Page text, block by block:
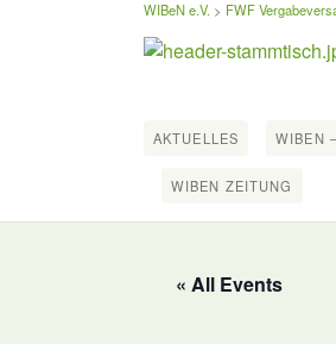
WIBeN e.V. > FWF
AKTUELLES WIBEN
WIBEN ZEITUNG
« All Events